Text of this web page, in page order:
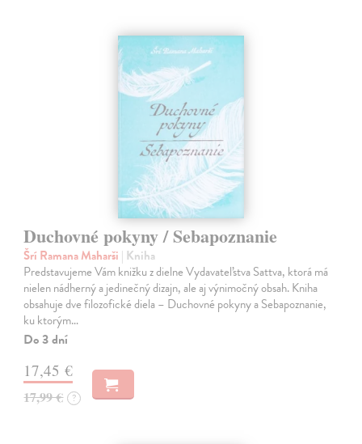
Duchovné pokyny / Sebapoznanie
Šrí Ramana Maharši | Kniha
Predstavujeme Vám knižku z dielne Vydavateľstva Sattva, ktorá má
nielen nádherný a jedinečný dizajn, ale aj výnimočný obsah. Kniha
obsahuje dve filozofické diela – Duchovné pokyny a Sebapoznanie,
ku ktorým…
Do 3 dní
17,45 €
17,99 € ?